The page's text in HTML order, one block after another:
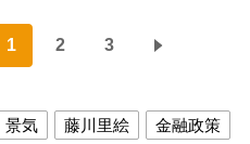
1 2 3
景気 藤川里絵 金融政策